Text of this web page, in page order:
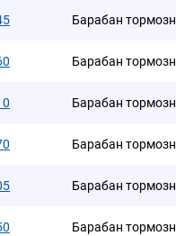
Барабан
Барабан
Барабан
Барабан
Барабан
Барабан